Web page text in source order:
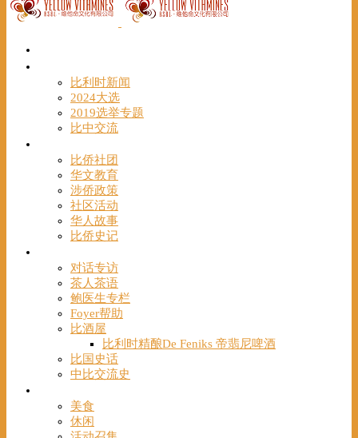
比利时新闻
2024大选
2019选举专题
比中交流
比侨社团
华文教育
涉侨政策
社区活动
华人故事
比侨史记
对话专访
茶人茶语
鲍医生专栏
Foyer帮助
比酒屋
比利时精酿De Feniks 帝翡尼啤酒
比国史话
中比交流史
美食
休闲